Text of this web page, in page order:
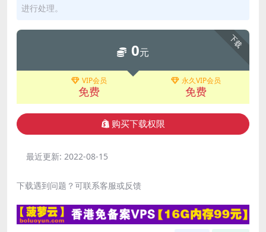
进行处理。
下载
0元
VIP会员
免费
永久VIP会员
免费
购买下载权限
最近更新: 2022-08-15
下载遇到问题？可联系客服或反馈